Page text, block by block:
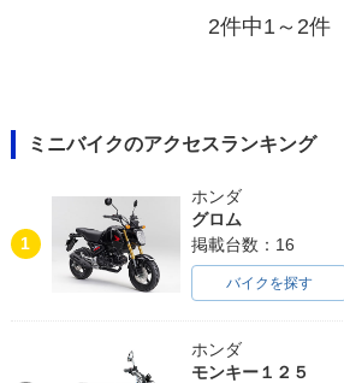
2件中1～2件
ミニバイクのアクセスランキング
1
ホンダ
グロム
掲載台数：16
バイクを探す
ホンダ
モンキー１２５